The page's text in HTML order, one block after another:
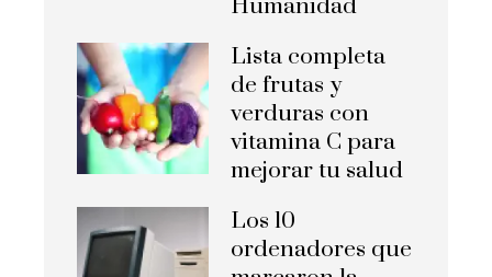
Humanidad
Lista completa
de frutas y
verduras con
vitamina C para
mejorar tu salud
Los 10
ordenadores que